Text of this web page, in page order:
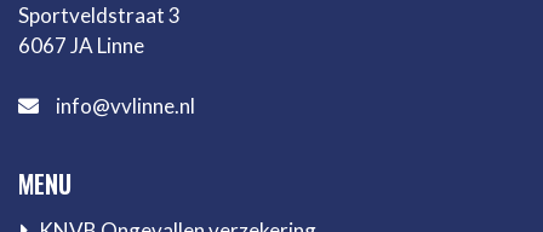
Sportveldstraat 3
6067 JA Linne
info@vvlinne.nl
MENU